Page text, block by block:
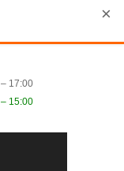
×
17:00
15:00